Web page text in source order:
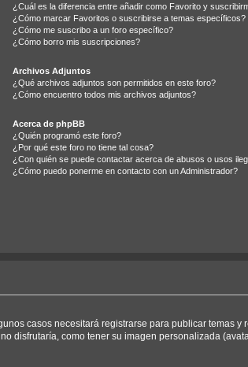
¿Cuál es la diferencia entre añadir como Favorito y
¿Cómo marcar Favoritos o suscribirse a temas específicos?
¿Cómo me suscribo a un foro específico?
¿Cómo borro mis suscripciones?
Archivos Adjuntos
¿Qué archivos adjuntos son permitidos en este foro?
¿Cómo encuentro todos mis archivos adjuntos?
Acerca de phpBB
¿Quién programó este foro?
¿Por qué este foro no tiene tal cosa?
¿Con quién se puede contactar acerca de abusos o usos
¿Cómo puedo ponerme en contacto con un Administrador?
casos necesitará registrarse para publicar temas y
disfrutaría, como tener su imagen personalizada